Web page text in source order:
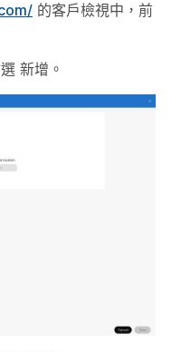
的客戶檢視中，前
新增 。